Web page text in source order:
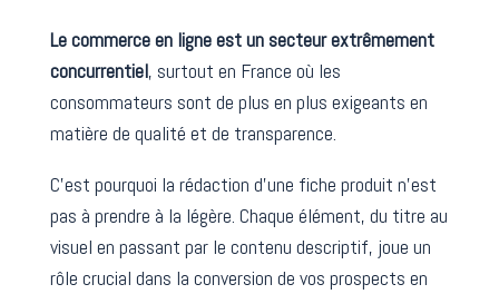
Le commerce en ligne est un secteur extrêmement
concurrentiel, surtout en France où les
consommateurs sont de plus en plus exigeants en
matière de qualité et de transparence.
C’est pourquoi la rédaction d’une fiche produit n’est
pas à prendre à la légère. Chaque élément, du titre au
visuel en passant par le contenu descriptif, joue un
rôle crucial dans la conversion de vos prospects en